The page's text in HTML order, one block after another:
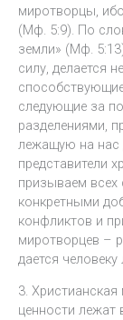
миротворцы,
(Мф. 5:9). По
земли» (Мф.
силу, делается
следующие за
разделениями,
лежащую на нас
представители
призываем
конкретными
конфликтов и
миротворцев –
дается
3.
ценности лежат